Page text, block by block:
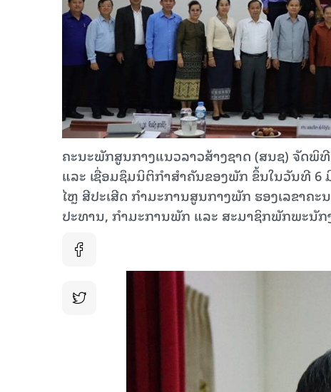
ຄະນະພັກສູນກາງແນວລາວສ້າງຊາດ (ສນຊ) ຈັດພິ
ແລະ ເຊື່ອມຊຶມນິຕິກໍາສໍາຄັນຂອງພັກ ຂຶ້ນໃນວັນທີ
ໄຫຼ ສີປະເສີດ ກຳມະການສູນກາງພັກ ຮອງເລຂາຄ
ປະທານ, ກໍາມະການພັກ ແລະ ສະມາຊິກພັກພະນັກ